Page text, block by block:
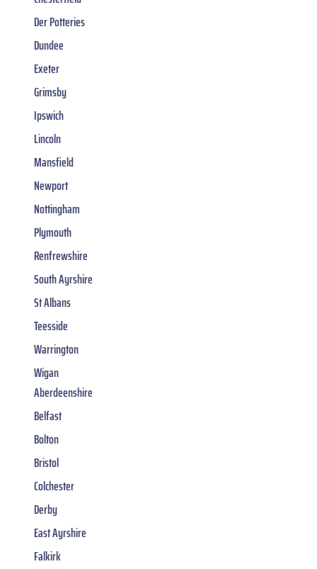
Der Potteries
Dundee
Exeter
Grimsby
Ipswich
Lincoln
Mansfield
Newport
Nottingham
Plymouth
Renfrewshire
South Ayrshire
St Albans
Teesside
Warrington
Wigan
Aberdeenshire
Belfast
Bolton
Bristol
Colchester
Derby
East Ayrshire
Falkirk